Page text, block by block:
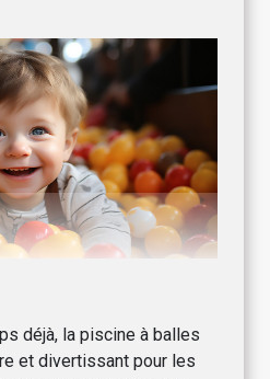
déjà, la piscine à balles
et divertissant pour les